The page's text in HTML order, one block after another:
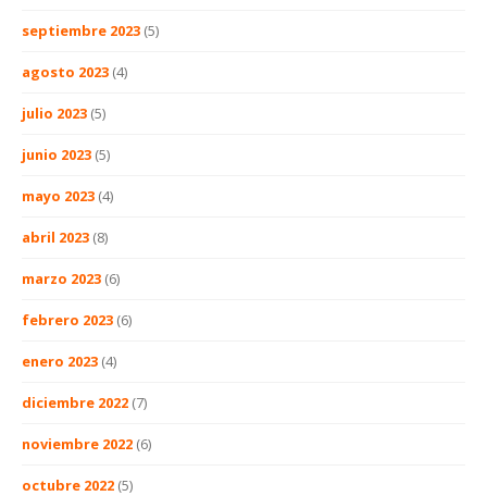
septiembre 2023 (5)
agosto 2023 (4)
julio 2023 (5)
junio 2023 (5)
mayo 2023 (4)
abril 2023 (8)
marzo 2023 (6)
febrero 2023 (6)
enero 2023 (4)
diciembre 2022 (7)
noviembre 2022 (6)
octubre 2022 (5)